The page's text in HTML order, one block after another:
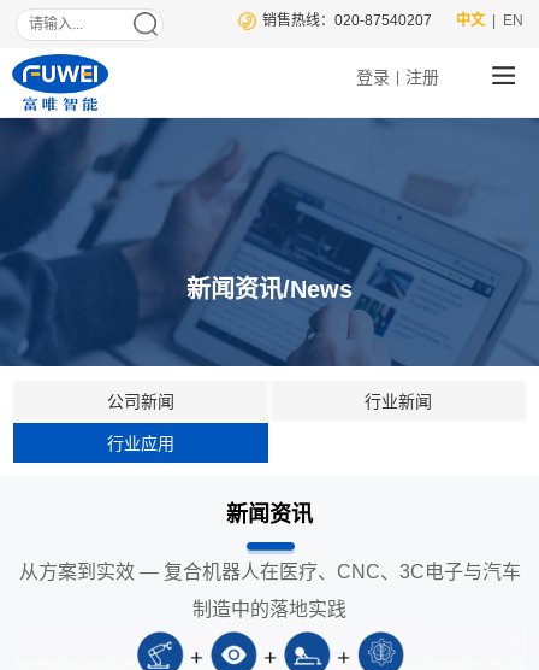
| EN
中文
销售热线：020-87540207
登录 注册
新闻资讯/News
公司新闻 行业新闻
行业应用
新闻资讯
从方案到实效 — 复合机器人在医疗、CNC、3C电子与汽车
制造中的落地实践